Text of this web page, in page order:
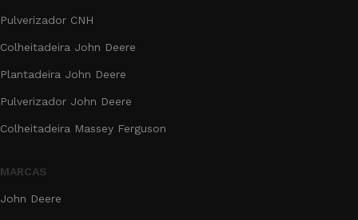
Pulverizador CNH
Colheitadeira John Deere
Plantadeira John Deere
Pulverizador John Deere
Colheitadeira Massey Ferguson
MARCAS
John Deere